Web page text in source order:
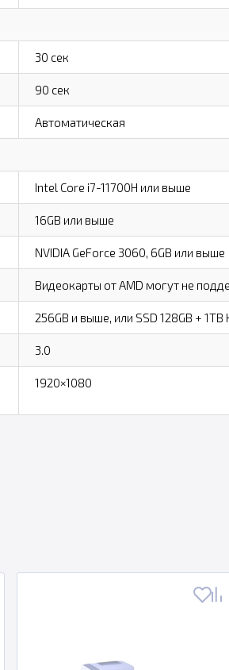
30 сек
90 сек
Автоматическая
Intel Core i7-11700H или выше
16GB или выше
NVIDIA GeForce 3060, 6GB или выше
Видеокарты от AMD могут не
256GB и выше, или SSD 128GB + 1TB
3.0
1920×1080